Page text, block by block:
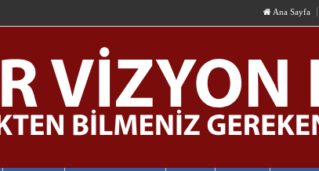
Ana Sayfa